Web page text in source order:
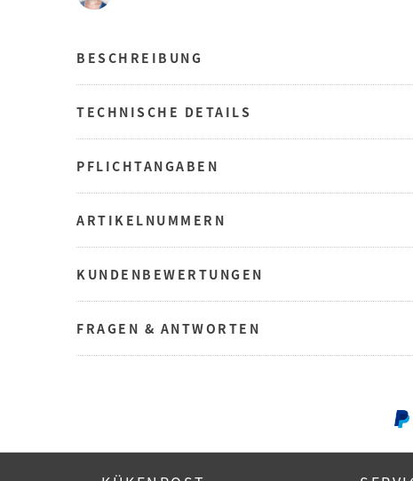
BESCHREIBUNG
TECHNISCHE DETAILS
PFLICHTANGABEN
ARTIKELNUMMERN
KUNDENBEWERTUNGEN
FRAGEN & ANTWORTEN